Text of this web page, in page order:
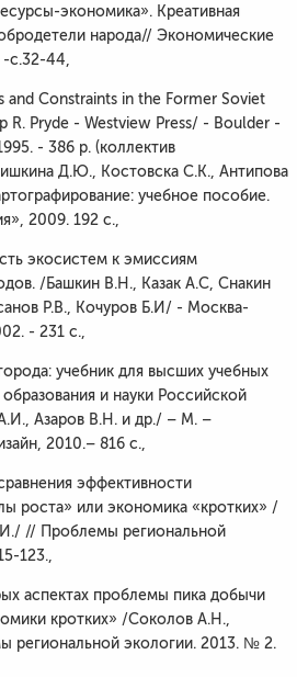
экономика». Креативная
народа// Экономические
с.32-44,
and Constraints in the Former Soviet
R. Pryde - Westview Press/ - Boulder -
- 386 p. (коллектив
Д.Ю., Костовска С.К., Антипова
учебное пособие.
2009. 192 с.,
экосистем к эмиссиям
/Башкин В.Н., Казак А.С, Снакин
Р.В., Кочуров Б.И/ - Москва-
- 231 с.,
учебник для высших учебных
и науки Российской
Азаров В.Н. и др./ – М. –
2010.– 816 с.,
эффективности
роста» или экономика «кротких» /
// Проблемы региональной
123.,
аспектах проблемы пика добычи
кротких» /Соколов А.Н.,
региональной экологии. 2013. № 2.